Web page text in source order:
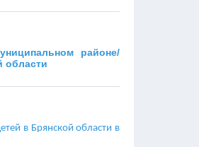
районе/
области
в Брянской области в